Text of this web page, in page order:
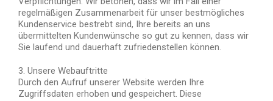
regelmäßigen Zusammenarbeit für unser bestmögliches
Kundenservice bestrebt sind, Ihre bereits an uns
übermittelten Kundenwünsche so gut zu kennen, dass wir
Sie laufend und dauerhaft zufriedenstellen können.
3. Unsere Webauftritte
Durch den Aufruf unserer Website werden Ihre
Zugriffsdaten erhoben und gespeichert. Diese